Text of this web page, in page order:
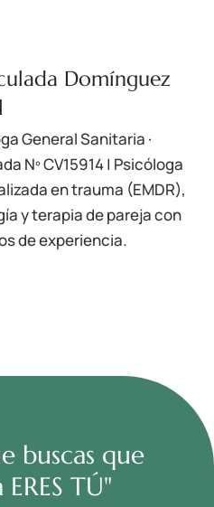
Domínguez
General Sanitaria ·
NºCV15914| Psicóloga
en trauma (EMDR),
y terapia de pareja con
de experiencia.
buscas que
TÚ"